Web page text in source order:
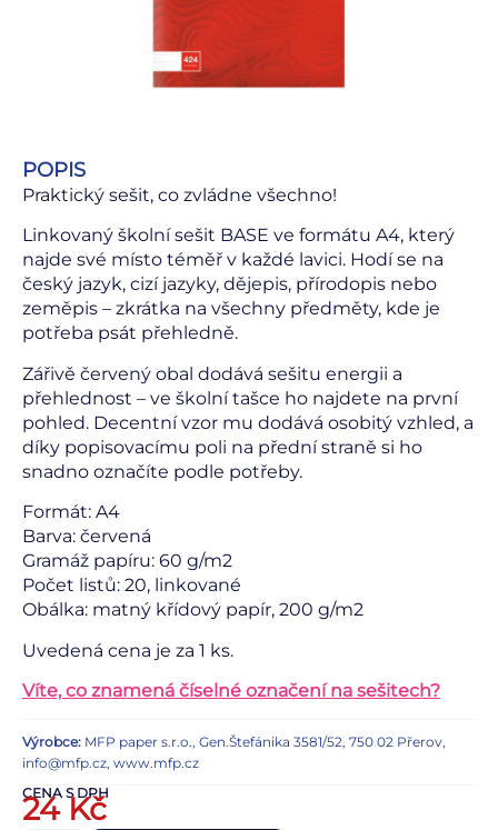
POPIS
Praktický sešit, co zvládne všechno!
Linkovaný školní sešit BASE ve formátu A4, který
najde své místo téměř v každé lavici. Hodí se na
český jazyk, cizí jazyky, dějepis, přírodopis nebo
zeměpis – zkrátka na všechny předměty, kde je
potřeba psát přehledně.
Zářivě červený obal dodává sešitu energii a
přehlednost – ve školní tašce ho najdete na první
pohled. Decentní vzor mu dodává osobitý vzhled, a
díky popisovacímu poli na přední straně si ho
snadno označíte podle potřeby.
Formát: A4
Barva: červená
Gramáž papíru: 60 g/m2
Počet listů: 20, linkované
Obálka: matný křídový papír, 200 g/m2
Uvedená cena je za 1 ks.
Víte, co znamená číselné označení na sešitech?
Výrobce: MFP paper s.r.o., Gen.Štefánika 3581/52, 750 02 Přerov,
info@mfp.cz, www.mfp.cz
CENA S DPH
24Kč